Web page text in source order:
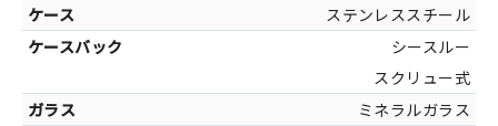
ステンレススチール
シースルー
スクリュー式
ミネラルガラス
シルバー[ステ